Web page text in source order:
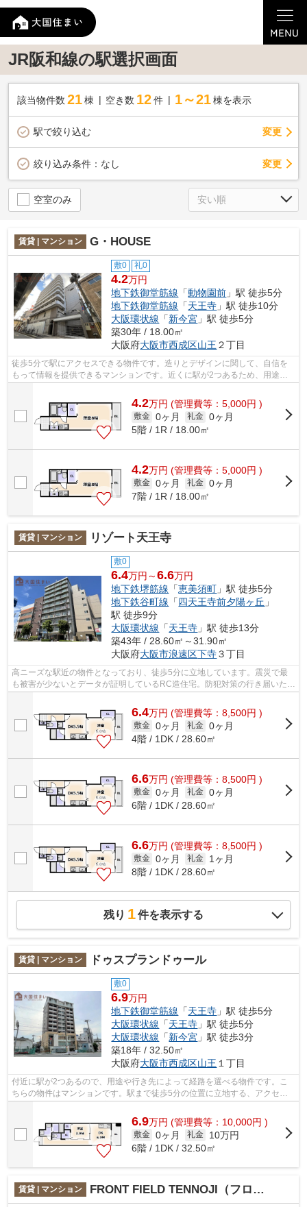
JR阪和線の駅選択画面
該当物件数 21棟 空き数 12 件 1～21 棟を表示
駅で絞り込む 変更
絞り込み条件： なし 変更
空室のみ
賃貸 | マンション G・HOUSE
敷0 礼0
4.2万円
地下鉄御堂筋線 「動物園前 」駅 徒歩5分
地下鉄御堂筋線 「天王寺 」駅 徒歩10分
大阪環状線 「新今宮 」駅 徒歩5分
築30年 / 18.00㎡
大阪府大阪市西成区山王 ２丁目
徒歩5分で駅にアクセスできる物件です。造りとデザインに関して、自信を
もって情報を提供できるマンションです。近くに駅が2つあるため、用途や
4.2万円 (管理費等：5,000円 )
敷金 0ヶ月 礼金 0ヶ月
5階 / 1R / 18.00㎡
4.2万円 (管理費等：5,000円 )
敷金 0ヶ月 礼金 0ヶ月
7階 / 1R / 18.00㎡
賃貸 | マンション リゾート天王寺
敷0
6.4万円～6.6万円
地下鉄堺筋線 「恵美須町 」駅 徒歩5分
地下鉄谷町線 「四天王寺前夕陽ヶ丘 」
駅 徒歩9分
大阪環状線 「天王寺 」駅 徒歩13分
築43年 / 28.60㎡～31.90㎡
大阪府大阪市浪速区下寺３丁目
高ニーズな駅近の物件となっており、徒歩5分に立地しています。震災で最
も被害が少ないとデータが証明しているRC造住宅。防犯対策の行き届いた造
6.4万円 (管理費等：8,500円 )
敷金 0ヶ月 礼金 0ヶ月
4階 / 1DK / 28.60㎡
6.6万円 (管理費等：8,500円 )
敷金 0ヶ月 礼金 0ヶ月
6階 / 1DK / 28.60㎡
6.6万円 (管理費等：8,500円 )
敷金 0ヶ月 礼金
1ヶ月
8階 / 1DK / 28.60㎡
残り 1件を表示する
賃貸 | マンション ドゥスプランドゥール
敷0
6.9万円
地下鉄御堂筋線 「天王寺 」駅 徒歩5分
大阪環状線 「天王寺 」駅 徒歩5分
大阪環状線 「新今宮 」駅 徒歩3分
築18年 / 32.50㎡
大阪府大阪市西成区山王 １丁目
付近に駅が2つあるので、用途や行き先によって経路を選べる物件です。こ
ちらの物件はマンションです。駅まで徒歩5分の位置に立地する、アクセス
6.9万円 (管理費等：10,000円 )
敷金 0ヶ月 礼金
10万円
6階 / 1DK / 32.50㎡
賃貸 | マンション FRONT FIELD TENNOJI（フロントフィールドテンノウジ）